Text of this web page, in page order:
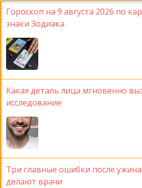
Гороскоп на 9 августа 2026 по
знаки Зодиака
Какая деталь лица мгновенно
исследование
Три главные ошибки после ужина
делают врачи